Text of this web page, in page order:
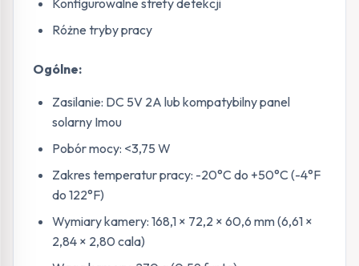
Różne tryby pracy
Ogólne:
Zasilanie: DC 5V 2A lub kompatybilny panel
solarny Imou
Pobór mocy: <3,75 W
Zakres temperatur pracy: -20°C do +50°C (-4°F
do 122°F)
Wymiary kamery: 168,1 × 72,2 × 60,6 mm (6,61 ×
2,84 × 2,80 cala)